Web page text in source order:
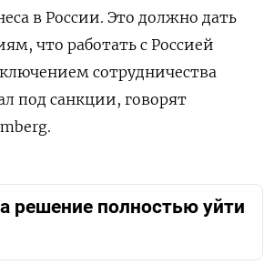
в России. Это должно дать
что работать с Россией
сотрудничества
под санкции, говорят
решение полностью уйти